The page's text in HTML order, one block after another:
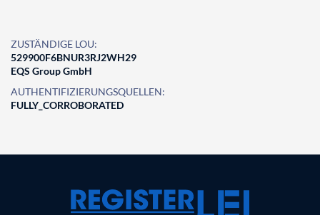
ZUSTÄNDIGE LOU:
529900F6BNUR3RJ2WH29
EQS Group GmbH
AUTHENTIFIZIERUNGSQUELLEN:
FULLY_CORROBORATED